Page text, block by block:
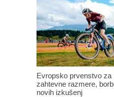
Evropsko prvenstvo za
zahtevne razmere,
novih izkušenj